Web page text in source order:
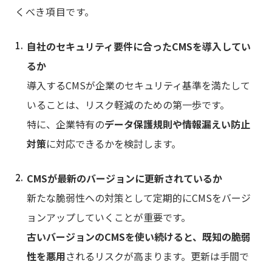
くべき項目です。
自社のセキュリティ要件に合ったCMSを導入してい
るか
導入するCMSが企業のセキュリティ基準を満たして
いることは、リスク軽減のための第一歩です。
特に、企業特有のデータ保護規則や情報漏えい防止
対策に対応できるかを検討します。
CMSが最新のバージョンに更新されているか
新たな脆弱性への対策として定期的にCMSをバージ
ョンアップしていくことが重要です。
古いバージョンのCMSを使い続けると、既知の脆弱
性を悪用されるリスクが高まります。更新は手間で